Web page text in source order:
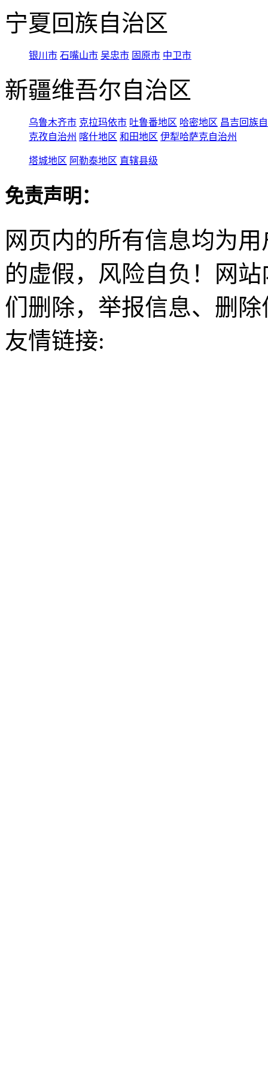
宁夏回族自治区
银川市 石嘴山市 吴忠市 固原市 中卫市
新疆维吾尔自治区
乌鲁木齐市 克拉玛依市 吐鲁番地区 哈密地区 昌吉回族
克孜自治州 喀什地区 和田地区 伊犁哈萨克自治州
塔城地区 阿勒泰地区 直辖县级
免责声明：
网页内的所有信息均为
的虚假，风险自负！网
们删除，举报信息、删
友情链接: